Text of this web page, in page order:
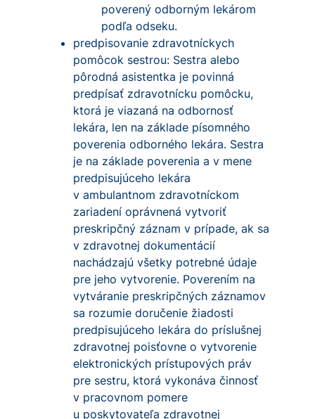
poverený odborným lekárom
podľa odseku.
predpisovanie zdravotníckych
pomôcok sestrou: Sestra alebo
pôrodná asistentka je povinná
predpísať zdravotnícku pomôcku,
ktorá je viazaná na odbornosť
lekára, len na základe písomného
poverenia odborného lekára. Sestra
je na základe poverenia a v mene
predpisujúceho lekára
v ambulantnom zdravotníckom
zariadení oprávnená vytvoriť
preskripčný záznam v prípade, ak sa
v zdravotnej dokumentácií
nachádzajú všetky potrebné údaje
pre jeho vytvorenie. Poverením na
vytváranie preskripčných záznamov
sa rozumie doručenie žiadosti
predpisujúceho lekára do príslušnej
zdravotnej poisťovne o vytvorenie
elektronických prístupových práv
pre sestru, ktorá vykonáva činnosť
v pracovnom pomere
u poskytovateľa zdravotnej